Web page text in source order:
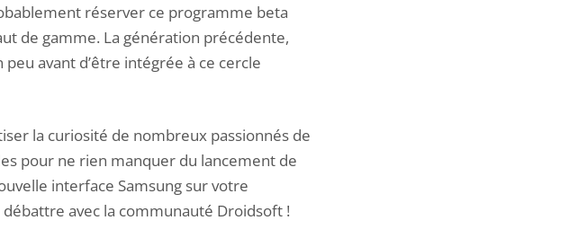
réserver ce programme beta
de gamme. La génération précédente,
avant d’être intégrée à ce cercle
la curiosité de nombreux passionnés de
pour ne rien manquer du lancement de
interface Samsung sur votre
avec la communauté Droidsoft !